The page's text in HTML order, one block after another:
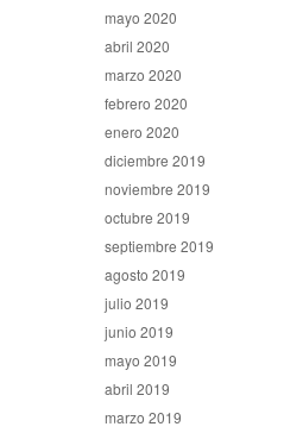
mayo 2020
abril 2020
marzo 2020
febrero 2020
enero 2020
diciembre 2019
noviembre 2019
octubre 2019
septiembre 2019
agosto 2019
julio 2019
junio 2019
mayo 2019
abril 2019
marzo 2019